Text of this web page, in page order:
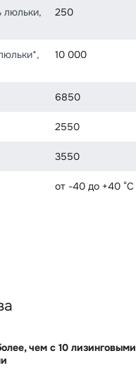
люльки,
250
10 000
6850
2550
3550
от -40 до +40 °С
чем с 10 лизинговыми